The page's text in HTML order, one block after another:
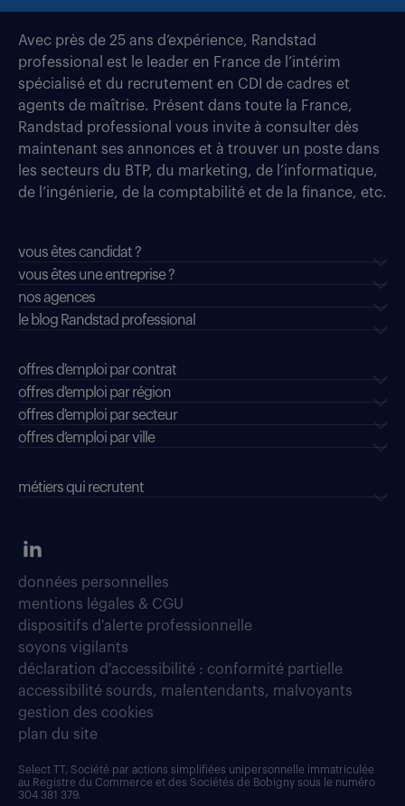
Avec près de 25 ans d’expérience, Randstad
professional est le leader en France de l’intérim
spécialisé et du recrutement en CDI de cadres et
agents de maîtrise. Présent dans toute la France,
Randstad professional vous invite à consulter dès
maintenant ses annonces et à trouver un poste dans
les secteurs du BTP, du marketing, de l’informatique,
de l’ingénierie, de la comptabilité et de la finance, etc.
vous êtes candidat ?
vous êtes une entreprise ?
nos agences
le blog Randstad professional
offres d'emploi par contrat
offres d'emploi par région
offres d'emploi par secteur
offres d’emploi par ville
métiers qui recrutent
données personnelles
mentions légales & CGU
dispositifs d'alerte professionnelle
soyons vigilants
déclaration d'accessibilité : conformité partielle
accessibilité sourds, malentendants, malvoyants
gestion des cookies
plan du site
Select TT, Société par actions simplifiées unipersonnelle immatriculée
au Registre du Commerce et des Sociétés de Bobigny sous le numéro
304 381 379.